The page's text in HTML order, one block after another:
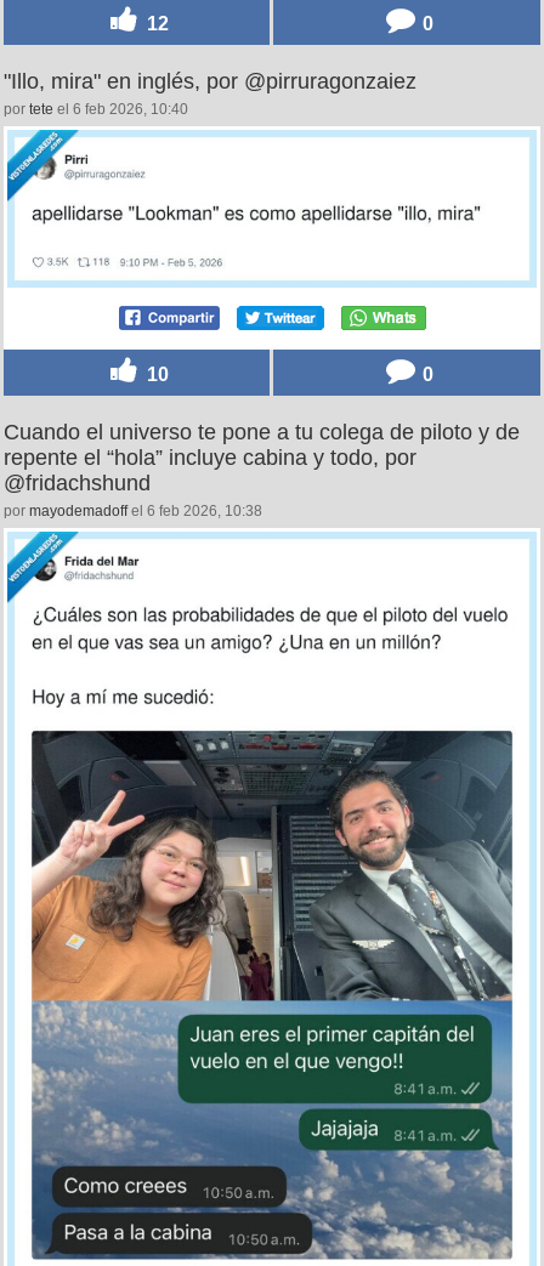
12 0
"Illo, mira" en inglés, por @pirruragonzaiez
por tete el 6 feb 2026, 10:40
10 0
Cuando el universo te pone a tu colega de piloto y de
repente el “hola” incluye cabina y todo, por
@fridachshund
por mayodemadoffel 6 feb 2026, 10:38